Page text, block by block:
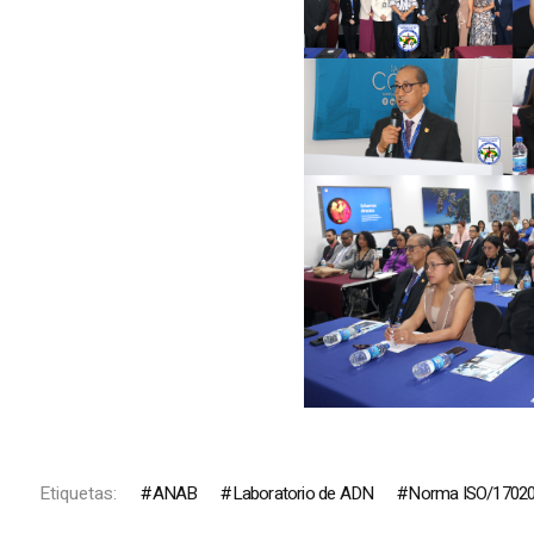
Etiquetas: ANAB Laboratorio de ADN Norma ISO/